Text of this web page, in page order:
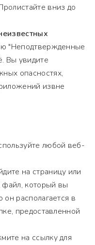
вниз до
"Неподтвержденные
Вы увидите
опасностях,
извне
любой веб-
на страницу или
файл, который вы
располагается в
предоставленной
на ссылку для